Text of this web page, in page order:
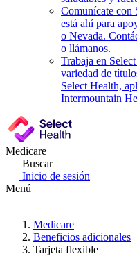
Comunícate con
está ahí para
o Nevada.
o llámanos.
Trabaja en
variedad de
Select Health,
Intermountain
Medicare
Buscar
Inicio de sesión
Menú
Medicare
Beneficios adicionales
Tarjeta flexible